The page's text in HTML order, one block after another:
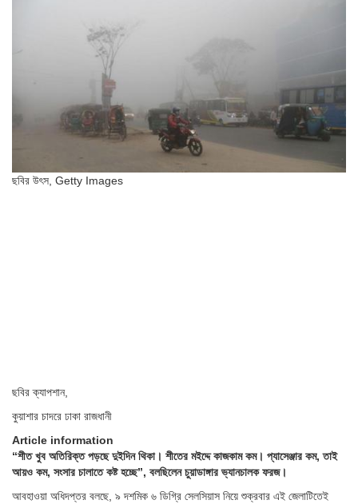
ছবির উৎস, Getty Images
ছবির ক্যাপশান,
কুয়াশার চাদরে ঢাকা রাজধানী
Article information
“শীত খুব অতিরিক্ত পড়ছে দুইদিন থিকা। শীতের মইদ্দে কাজকাম কম। প্যাসেঞ্জার কম, তাই
আয়ও কম, সংসার চালাতে কষ্ট হচ্ছে”, বলছিলেন চুয়াডাঙ্গার ভ্যানচালক ফরজ।
আবহাওয়া অধিদপ্তর বলছে, ৯ দশমিক ৬ ডিগ্রি সেলসিয়াস নিয়ে শুক্রবার এই জেলাটিতেই